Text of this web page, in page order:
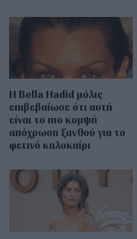
Η Bella Hadid μόλις
επιβεβαίωσε ότι αυτή
είναι το πιο κομψή
απόχρωση ξανθού για το
φετινό καλοκαίρι